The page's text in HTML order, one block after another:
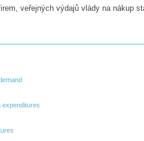
veřejných výdajů vlády na nákup
expenditures